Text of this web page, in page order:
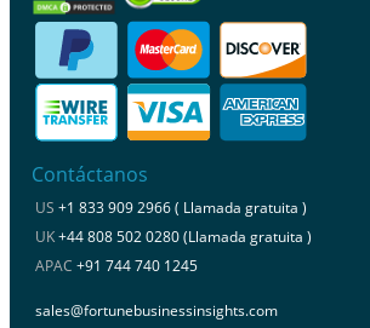
Contáctanos
US +1 833 909 2966 ( Llamada gratuita )
UK+44 808 502 0280 (Llamada gratuita )
APAC +91 744 740 1245
sales@fortunebusinessinsights.com